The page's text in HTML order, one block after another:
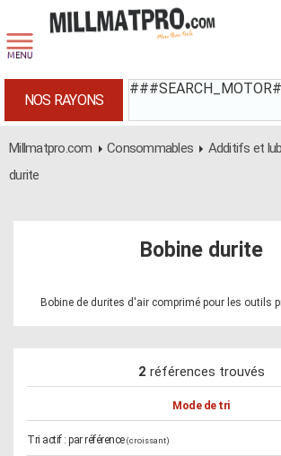
NOS RAYONS
Millmatpro.com Consommables Additifs et
durite
Bobine durite
Bobine de durites d'air comprimé pour les outils
2 références trouvés
Mode de tri
Tri actif : par référence (croissant)